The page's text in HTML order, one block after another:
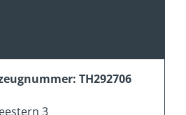
TH292706
3